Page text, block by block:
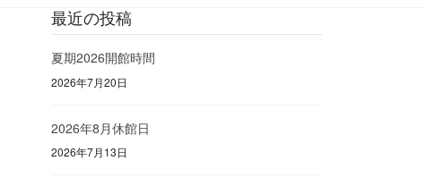
最近の投稿
夏期2026開館時間
2026年7月20日
2026年8月休館日
2026年7月13日